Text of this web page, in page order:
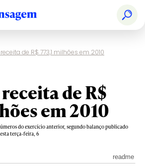
de R$ 773,1 milhões em 2010
de R$
em 2010
do exercício anterior, segundo balanço publicado
terça-feira, 6
readme